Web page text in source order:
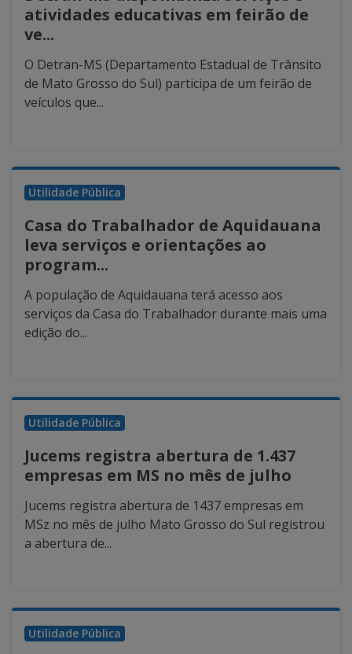
atividades educativas em feirão de
ve...
O Detran-MS (Departamento Estadual de Trânsito
de Mato Grosso do Sul) participa de um feirão de
veículos que...
Utilidade Pública
Casa do Trabalhador de Aquidauana
leva serviços e orientações ao
program...
A população de Aquidauana terá acesso aos
serviços da Casa do Trabalhador durante mais uma
edição do...
Utilidade Pública
Jucems registra abertura de 1.437
empresas em MS no mês de julho
Jucems registra abertura de 1437 empresas em
MSz no mês de julho Mato Grosso do Sul registrou
a abertura de...
Utilidade Pública